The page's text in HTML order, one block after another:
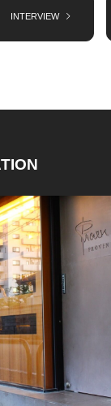
INTERVIEW